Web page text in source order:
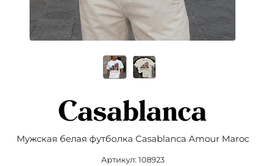
Мужская белая футболка Casablanca Amour Maroc
Артикул: 108923